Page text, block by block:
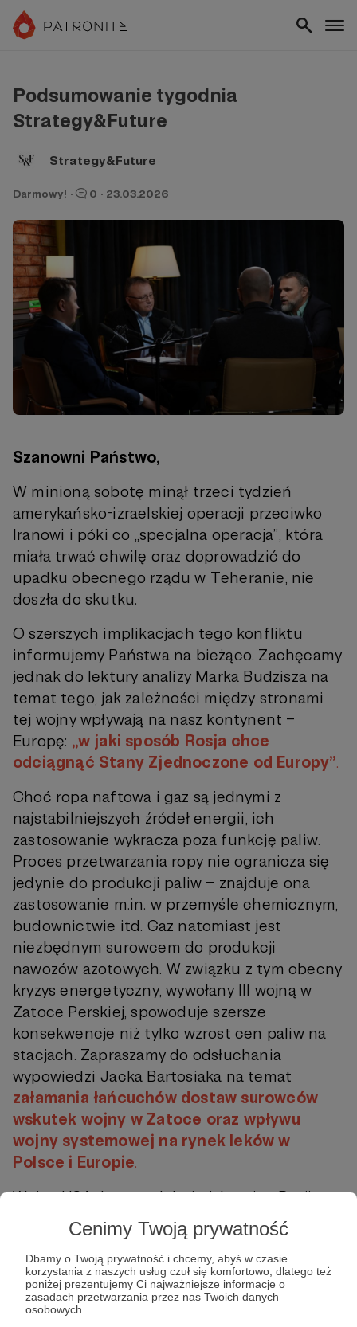
Cenimy Twoją prywatność
Dbamy o Twoją prywatność i chcemy, abyś w czasie
korzystania z naszych usług czuł się komfortowo, dlatego też
poniżej prezentujemy Ci najważniejsze informacje o
zasadach przetwarzania przez nas Twoich danych
osobowych.
Podsumowanie tygodnia
Strategy&Future
Strategy&Future
Darmowy! · 0 · 23.03.2026
Szanowni Państwo,
W minioną sobotę minął trzeci tydzień
amerykańsko-izraelskiej operacji przeciwko
Iranowi i póki co „specjalna operacja”, która
miała trwać chwilę oraz doprowadzić do
upadku obecnego rządu w Teheranie, nie
doszła do skutku.
O szerszych implikacjach tego konfliktu
informujemy Państwa na bieżąco. Zachęcamy
jednak do lektury analizy Marka Budzisza na
temat tego, jak zależności między stronami
tej wojny wpływają na nasz kontynent –
Europę: „w jaki sposób Rosja chce
odciągnąć Stany Zjednoczone od Europy”.
Choć ropa naftowa i gaz są jednymi z
najstabilniejszych źródeł energii, ich
zastosowanie wykracza poza funkcję paliw.
Proces przetwarzania ropy nie ogranicza się
jedynie do produkcji paliw – znajduje ona
zastosowanie m.in. w przemyśle chemicznym,
budownictwie itd. Gaz natomiast jest
niezbędnym surowcem do produkcji
nawozów azotowych. W związku z tym obecny
kryzys energetyczny, wywołany III wojną w
Zatoce Perskiej, spowoduje szersze
konsekwencje niż tylko wzrost cen paliw na
stacjach. Zapraszamy do odsłuchania
wypowiedzi Jacka Bartosiaka na temat
załamania łańcuchów dostaw surowców
wskutek wojny w Zatoce oraz wpływu
wojny systemowej na rynek leków w
Polsce i Europie.
Wojna USA–Iran, podobnie jak wojna Rosji z
Ukrainą, stanowi cenny materiał źródłowy
pokazujący, jak nie należy formułować
nierealistycznych celów politycznych. O tych
lekcjach rozmawiał zespół Strategy&Future w
nagraniu„o polskiej teorii zwycięstwa z